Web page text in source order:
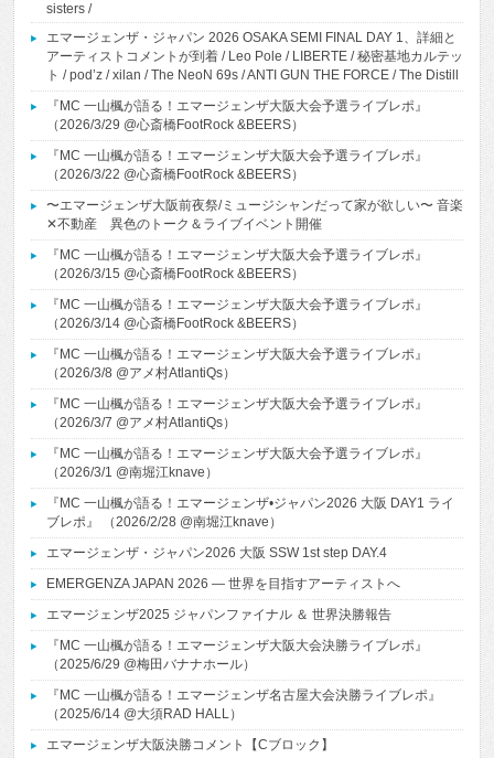
sisters /
エマージェンザ・ジャパン 2026 OSAKA SEMI FINAL DAY 1、詳細と
アーティストコメントが到着 / Leo Pole / LIBERTE / 秘密基地カルテッ
ト / pod’z / xilan / The NeoN 69s / ANTI GUN THE FORCE / The Distill
『MC 一山楓が語る！エマージェンザ大阪大会予選ライブレポ』
（2026/3/29 @心斎橋FootRock &BEERS）
『MC 一山楓が語る！エマージェンザ大阪大会予選ライブレポ』
（2026/3/22 @心斎橋FootRock &BEERS）
〜エマージェンザ大阪前夜祭/ミュージシャンだって家が欲しい〜 音楽
✕不動産 異色のトーク＆ライブイベント開催
『MC 一山楓が語る！エマージェンザ大阪大会予選ライブレポ』
（2026/3/15 @心斎橋FootRock &BEERS）
『MC 一山楓が語る！エマージェンザ大阪大会予選ライブレポ』
（2026/3/14 @心斎橋FootRock &BEERS）
『MC 一山楓が語る！エマージェンザ大阪大会予選ライブレポ』
（2026/3/8 @アメ村AtlantiQs）
『MC 一山楓が語る！エマージェンザ大阪大会予選ライブレポ』
（2026/3/7 @アメ村AtlantiQs）
『MC 一山楓が語る！エマージェンザ大阪大会予選ライブレポ』
（2026/3/1 @南堀江knave）
『MC 一山楓が語る！エマージェンザ•ジャパン2026 大阪 DAY1 ライ
ブレポ』 （2026/2/28 @南堀江knave）
エマージェンザ・ジャパン2026 大阪 SSW 1st step DAY.4
EMERGENZA JAPAN 2026 ― 世界を目指すアーティストへ
エマージェンザ2025 ジャパンファイナル ＆ 世界決勝報告
『MC 一山楓が語る！エマージェンザ大阪大会決勝ライブレポ』
（2025/6/29 @梅田バナナホール）
『MC 一山楓が語る！エマージェンザ名古屋大会決勝ライブレポ』
（2025/6/14 @大須RAD HALL）
エマージェンザ大阪決勝コメント【Cブロック】